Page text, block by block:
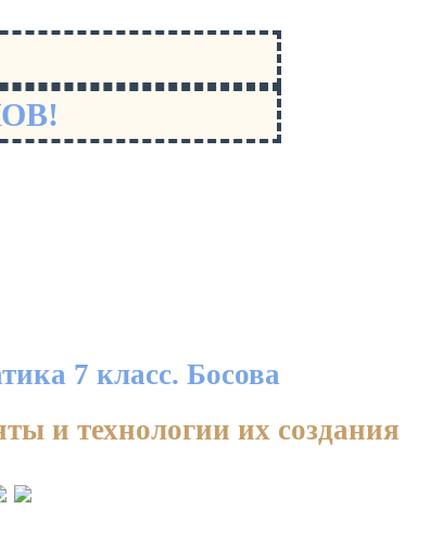
7 класс. Босова
и технологии их создания